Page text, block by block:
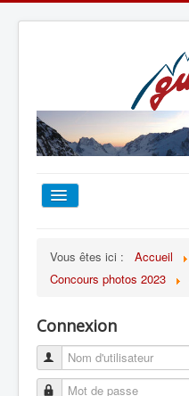
TOUT SUR LE GUMS
ESCALADE
ALPINISME
Vous êtes ici : Accueil
Concours photos 2023
Connexion